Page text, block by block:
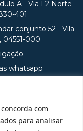
com
para analisar
A - Via L2 Norte
401
conjunto 52 - Vila
04551-000
whatsapp
no Sistema e-